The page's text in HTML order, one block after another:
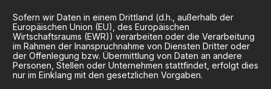
Sofern wir Daten in einem Drittland (d.h., außerhalb der
Europäischen Union (EU), des Europäischen
Wirtschaftsraums (EWR)) verarbeiten oder die Verarbeitung
im Rahmen der Inanspruchnahme von Diensten Dritter oder
der Offenlegung bzw. Übermittlung von Daten an andere
Personen, Stellen oder Unternehmen stattfindet, erfolgt dies
nur im Einklang mit den gesetzlichen Vorgaben.